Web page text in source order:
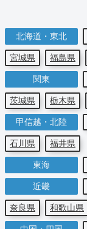
北海道・東北
宮城県
福島県
関東
茨城県
栃木県
甲信越・北陸
石川県
福井県
東海
近畿
奈良県
和歌山県